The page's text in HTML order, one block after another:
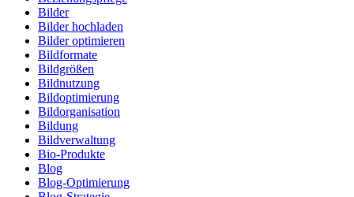
Bilder
Bilder hochladen
Bilder optimieren
Bildformate
Bildgrößen
Bildnutzung
Bildoptimierung
Bildorganisation
Bildung
Bildverwaltung
Bio-Produkte
Blog
Blog-Optimierung